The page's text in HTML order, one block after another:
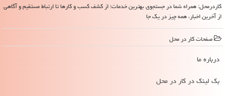
کاردرمحل: همراه شما در جستجوی بهترین خدمات؛ از کشف کسب و کارها تا ارتباط مستقیم و آگاهی
از آخرین اخبار، همه چیز در یک جا
صفحات كار در محل
درباره ما
بک لینک در كار در محل